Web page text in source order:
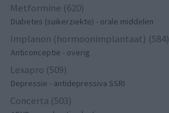
Metformine (620)
Diabetes (suikerziekte) - orale middelen
Implanon (hormoonimplantaat) (584)
Anticonceptie - overig
Lexapro (509)
Depressie - antidepressiva SSRI
Concerta (503)